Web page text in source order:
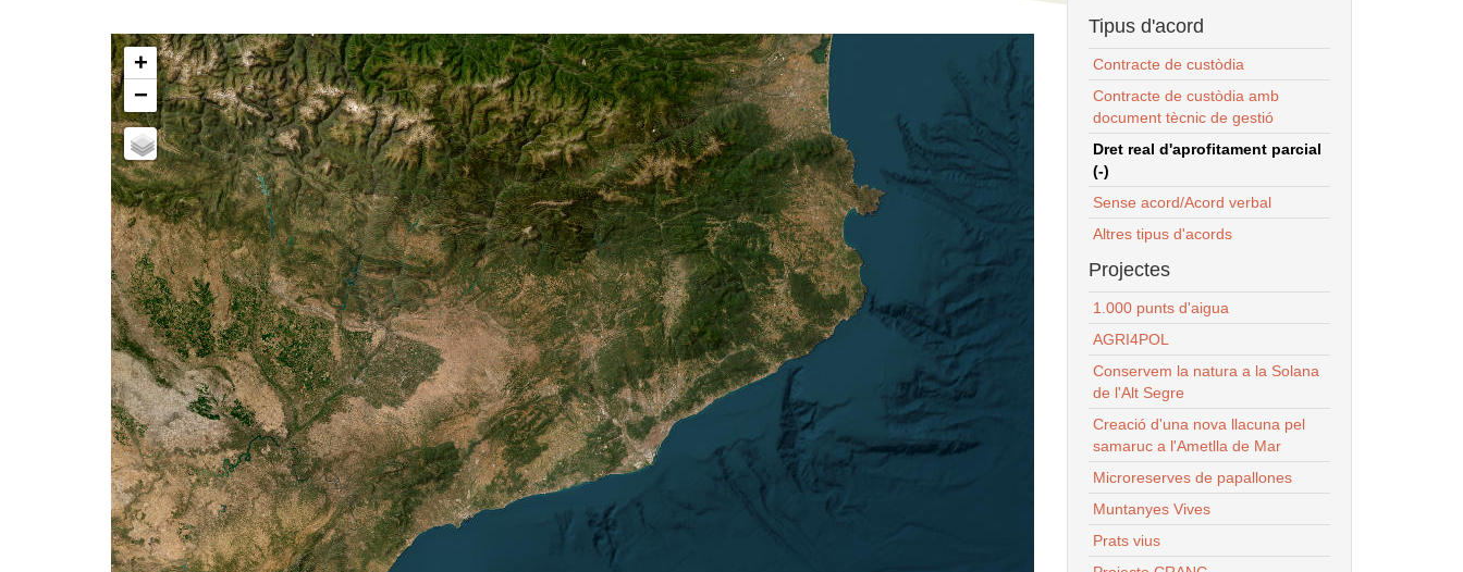
+
−
Tipus d'acord
Contracte de custòdia
Contracte de custòdia amb
document tècnic de gestió
Dret real d'aprofitament parcial
(-)
Sense acord/Acord verbal
Altres tipus d'acords
Projectes
1.000 punts d'aigua
AGRI4POL
Conservem la natura a la Solana
de l'Alt Segre
Creació d'una nova llacuna pel
samaruc a l'Ametlla de Mar
Microreserves de papallones
Muntanyes Vives
Prats vius